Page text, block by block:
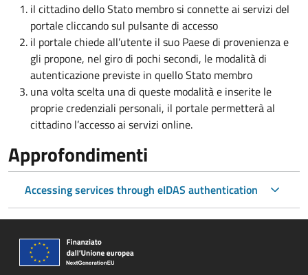
il cittadino dello Stato membro si connette ai servizi del
portale cliccando sul pulsante di accesso
il portale chiede all’utente il suo Paese di provenienza e
gli propone, nel giro di pochi secondi, le modalità di
autenticazione previste in quello Stato membro
una volta scelta una di queste modalità e inserite le
proprie credenziali personali, il portale permetterà al
cittadino l’accesso ai servizi online.
Approfondimenti
Accessing services through eIDAS authentication